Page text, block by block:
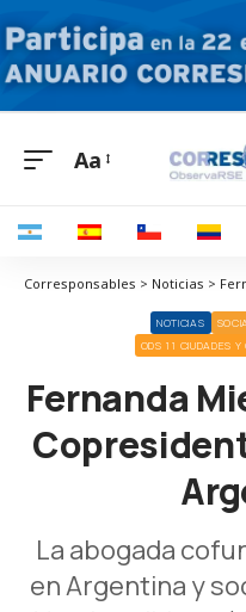
Aa
NOTICIAS
ODS 11 CIUDADES
Fernanda
La abogada
en Argentina y